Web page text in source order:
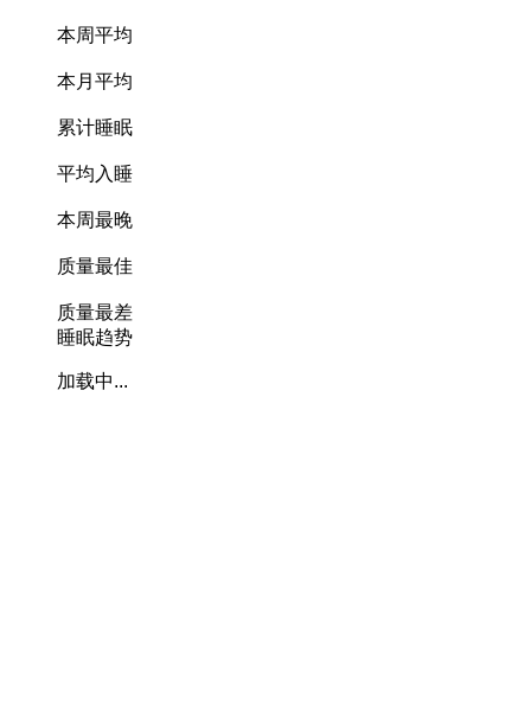
本周平均
本月平均
累计睡眠
平均入睡
本周最晚
质量最佳
质量最差
睡眠趋势
加载中...